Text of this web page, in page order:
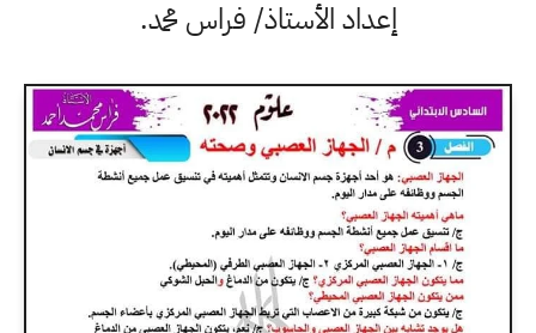
إعداد الأستاذ/ فراس محمد.